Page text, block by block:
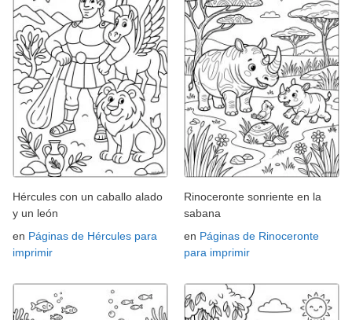
Hércules con un caballo alado
y un león
en Páginas de Hércules para
imprimir
Rinoceronte sonriente en la
sabana
en Páginas de Rinoceronte
para imprimir